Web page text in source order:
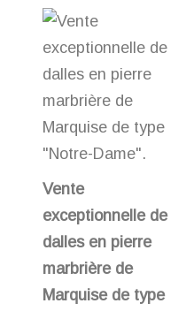
Vente
exceptionnelle de
dalles en pierre
marbrière de
Marquise de type